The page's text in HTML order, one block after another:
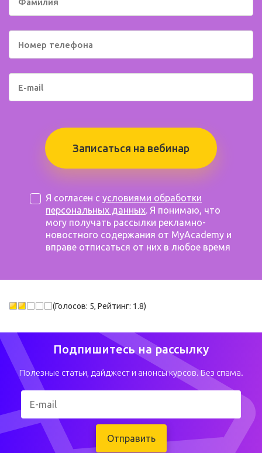
Записаться на вебинар
Я согласен с условиями обработки
персональных данных. Я понимаю, что
могу получать рассылки рекламно-
новостного содержания от MyAcademy и
вправе отписаться от них в любое время
(Голосов: 5, Рейтинг: 1.8)
Подпишитесь на рассылку
Полезные статьи, дайджест и анонсы курсов. Без спама.
Отправить